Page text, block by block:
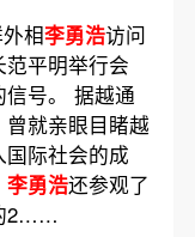
相李勇浩访问
平明举行会
号。 据越通
就亲眼目睹越
际社会的成
李勇浩还参观了
2……